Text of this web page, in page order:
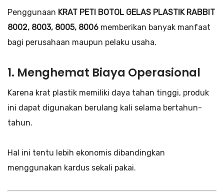
Penggunaan KRAT PETI BOTOL GELAS PLASTIK RABBIT
8002, 8003, 8005, 8006 memberikan banyak manfaat
bagi perusahaan maupun pelaku usaha.
1. Menghemat Biaya Operasional
Karena krat plastik memiliki daya tahan tinggi, produk
ini dapat digunakan berulang kali selama bertahun-
tahun.
Hal ini tentu lebih ekonomis dibandingkan
menggunakan kardus sekali pakai.